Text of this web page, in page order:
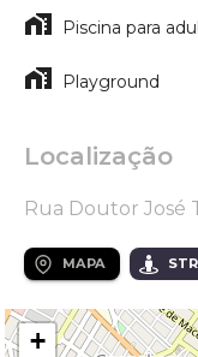
Piscina para
Playground
Localização
Rua Doutor José
MAPA
+